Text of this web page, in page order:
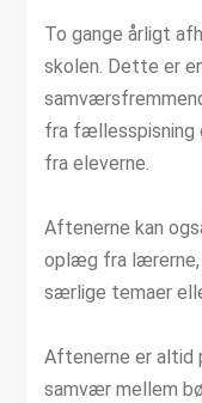
To gange årligt
skolen. Dette er
fra fællesspisning
fra eleverne.
Aftenerne kan
oplæg fra lærerne,
særlige temaer
Aftenerne er
samvær mellem